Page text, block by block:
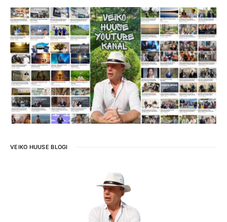
VEIKO HUUSE BLOGI